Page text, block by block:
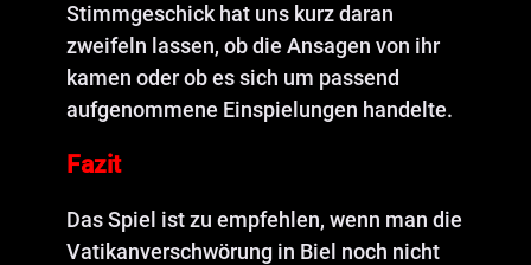
Stimmgeschick hat uns kurz daran
zweifeln lassen, ob die Ansagen von ihr
kamen oder ob es sich um passend
aufgenommene Einspielungen handelte.
Fazit
Das Spiel ist zu empfehlen, wenn man die
Vatikanverschwörung in Biel noch nicht